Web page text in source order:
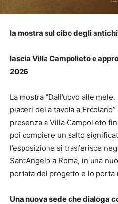
la mostra sul cibo degli
lascia Villa Campolieto e
2026
La mostra “Dall’uovo alle
piaceri della tavola a
presenza a Villa Campolieto
poi compiere un salto
l’esposizione si trasferisce
Sant’Angelo a Roma, in una
portata del progetto e lo porta
Una nuova sede che dialoga